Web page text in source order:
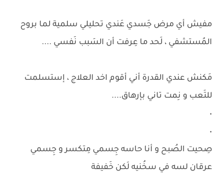
مفيش أي مرض جَسدي عَندي تحليلي سلمية لما بروح
المُستشفي ، لَحد ما عِرفت أن السَبب نَفسي ....
مَكنش عندي القدرة أني أقوم اخد العلاج ، إستسلمت
للتَعب و نِمت تاني بإرهاق....
٠
٠
صِحيت الصُبح و أنا حاسه جِسمي مِتكسر و جِسمي
عرقان لسه في سخُنيه لَكن خَفيفة